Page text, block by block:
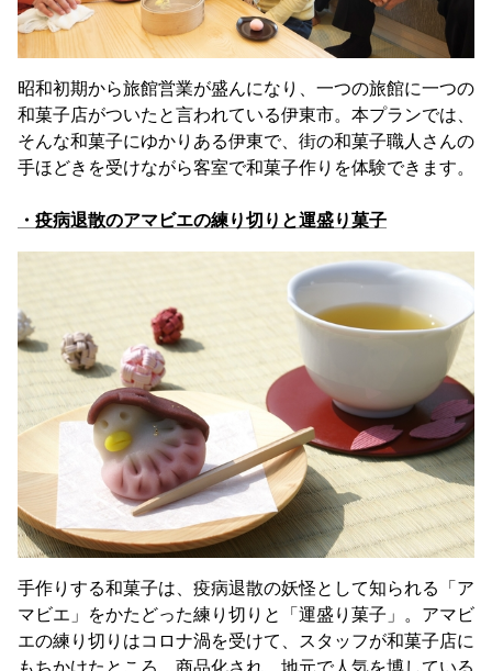
昭和初期から旅館営業が盛んになり、一つの旅館に一つの
和菓子店がついたと言われている伊東市。本プランでは、
そんな和菓子にゆかりある伊東で、街の和菓子職人さんの
手ほどきを受けながら客室で和菓子作りを体験できます。
・疫病退散のアマビエの練り切りと運盛り菓子
手作りする和菓子は、疫病退散の妖怪として知られる「ア
マビエ」をかたどった練り切りと「運盛り菓子」。アマビ
エの練り切りはコロナ渦を受けて、スタッフが和菓子店に
もちかけたところ、商品化され、地元で人気を博している